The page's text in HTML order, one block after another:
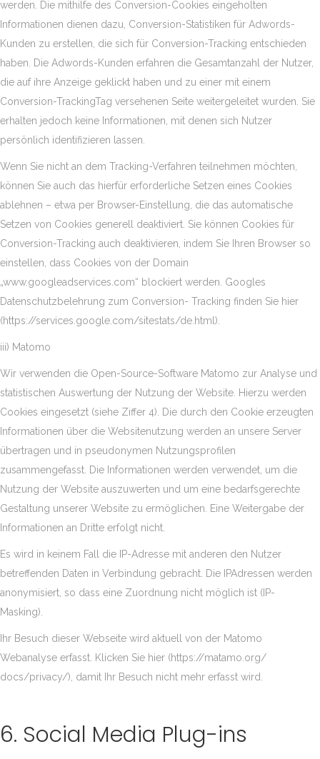
werden. Die mithilfe des Conversion-Cookies eingeholten
Informationen dienen dazu, Conversion-Statistiken für Adwords-
Kunden zu erstellen, die sich für Conversion-Tracking entschieden
haben. Die Adwords-Kunden erfahren die Gesamtanzahl der Nutzer,
die auf ihre Anzeige geklickt haben und zu einer mit einem
Conversion-TrackingTag versehenen Seite weitergeleitet wurden. Sie
erhalten jedoch keine Informationen, mit denen sich Nutzer
persönlich identifizieren lassen.
Wenn Sie nicht an dem Tracking-Verfahren teilnehmen möchten,
können Sie auch das hierfür erforderliche Setzen eines Cookies
ablehnen – etwa per Browser-Einstellung, die das automatische
Setzen von Cookies generell deaktiviert. Sie können Cookies für
Conversion-Tracking auch deaktivieren, indem Sie Ihren Browser so
einstellen, dass Cookies von der Domain
„www.googleadservices.com“ blockiert werden. Googles
Datenschutzbelehrung zum Conversion- Tracking finden Sie hier
(https://services.google.com/sitestats/de.html).
iii) Matomo
Wir verwenden die Open-Source-Software Matomo zur Analyse und
statistischen Auswertung der Nutzung der Website. Hierzu werden
Cookies eingesetzt (siehe Ziffer 4). Die durch den Cookie erzeugten
Informationen über die Websitenutzung werden an unsere Server
übertragen und in pseudonymen Nutzungsprofilen
zusammengefasst. Die Informationen werden verwendet, um die
Nutzung der Website auszuwerten und um eine bedarfsgerechte
Gestaltung unserer Website zu ermöglichen. Eine Weitergabe der
Informationen an Dritte erfolgt nicht.
Es wird in keinem Fall die IP-Adresse mit anderen den Nutzer
betreffenden Daten in Verbindung gebracht. Die IPAdressen werden
anonymisiert, so dass eine Zuordnung nicht möglich ist (IP-
Masking).
Ihr Besuch dieser Webseite wird aktuell von der Matomo
Webanalyse erfasst. Klicken Sie hier (https://matamo.org/
docs/privacy/), damit Ihr Besuch nicht mehr erfasst wird.
6. Social Media Plug-ins